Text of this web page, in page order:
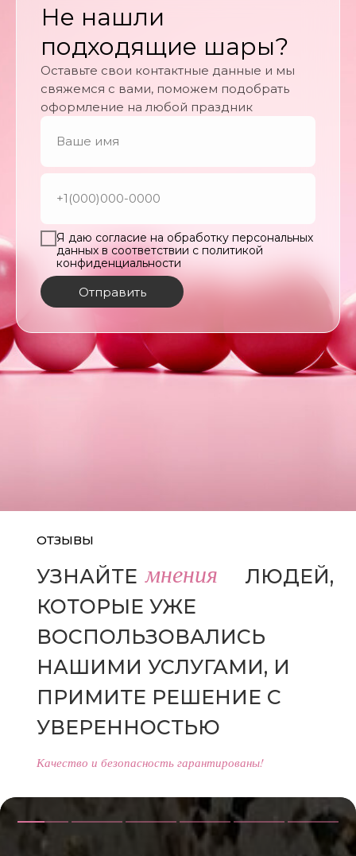
Не нашли
подходящие шары?
Оставьте свои контактные данные и мы
свяжемся с вами, поможем подобрать
оформление на любой праздник
Я даю согласие на обработку персональных
данных в соответствии с политикой
конфиденциальности
Отправить
ОТЗЫВЫ
УЗНАЙТЕ МНЕНИЯ
ЛЮДЕЙ,
КОТОРЫЕ УЖЕ
ВОСПОЛЬЗОВАЛИСЬ
НАШИМИ УСЛУГАМИ, И
ПРИМИТЕ РЕШЕНИЕ С
УВЕРЕННОСТЬЮ
Качество и безопасность гарантированы!
мнения